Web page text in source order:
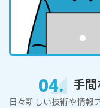
04. 手
日々新しい技術や情報